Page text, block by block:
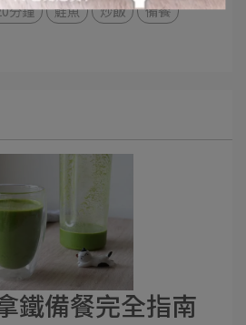
分鐘 鮭魚 炒飯
備餐
鐵備餐完全指南